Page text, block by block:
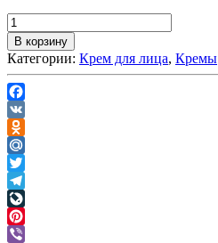
В корзину
Категории: Крем для лица, Кремы
Facebook
VK
Odnoklassniki
Mail.Ru
Twitter
Telegram
LiveJournal
Pinterest